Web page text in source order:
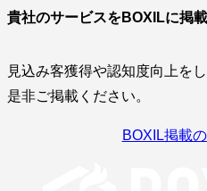
貴社のサービスをBOXILに掲
見込み客獲得や認知度向上を
是非ご掲載ください。
BOXIL掲載